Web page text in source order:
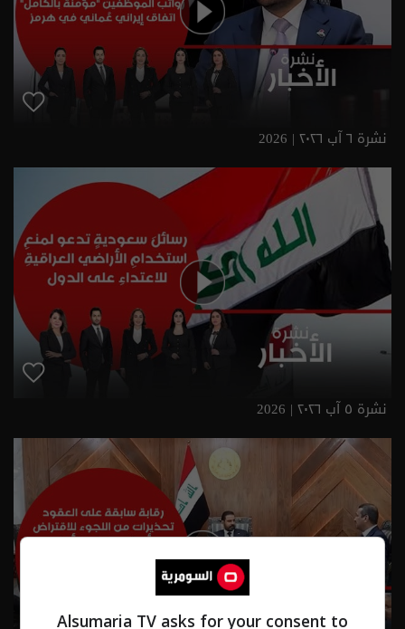
نشرة ٦ آب ٢٠٢٦ | 2026
نشرة ٥ آب ٢٠٢٦ | 2026
Alsumaria TV asks for your consent to